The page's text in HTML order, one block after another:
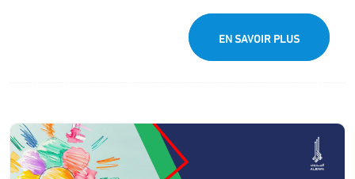
EN SAVOIR PLUS